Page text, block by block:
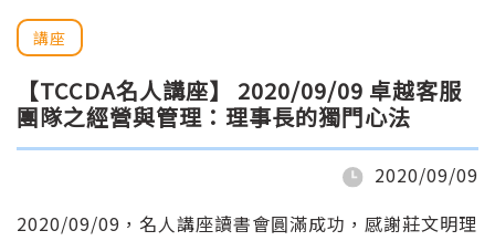
講座
【TCCDA名人講座】 2020/09/09 卓越客服
團隊之經營與管理：理事長的獨門心法
2020/09/09
2020/09/09，名人講座讀書會圓滿成功，感謝莊文明理